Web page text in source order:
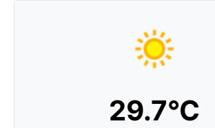
29.7°C